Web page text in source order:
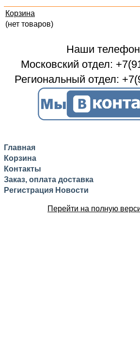
Корзина
(нет товаров)
Наши
Московский отдел:
Региональный отдел:
Главная
Корзина
Контакты
Заказ, оплата доставка
Регистрация Новости
Перейти на полную